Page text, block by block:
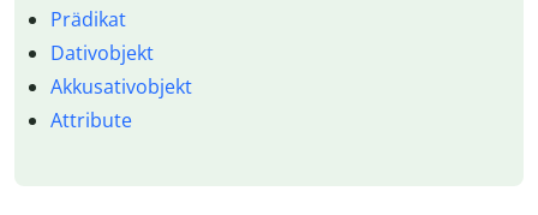
Prädikat
Dativobjekt
Akkusativobjekt
Attribute